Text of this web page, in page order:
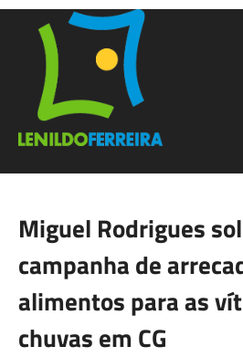
Miguel Rodrigues
campanha de
alimentos para as
chuvas em CG